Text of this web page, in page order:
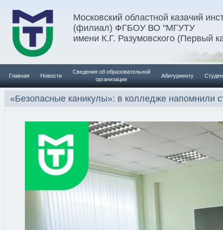
Московский областной казачий
(филиал) ФГБОУ ВО "МГУТУ
имени К.Г. Разумовского (Первый
Главная Новости
Сведения об образовательной
организации
Абитуриенту
«Безопасные каникулы»: в колледже напомнили